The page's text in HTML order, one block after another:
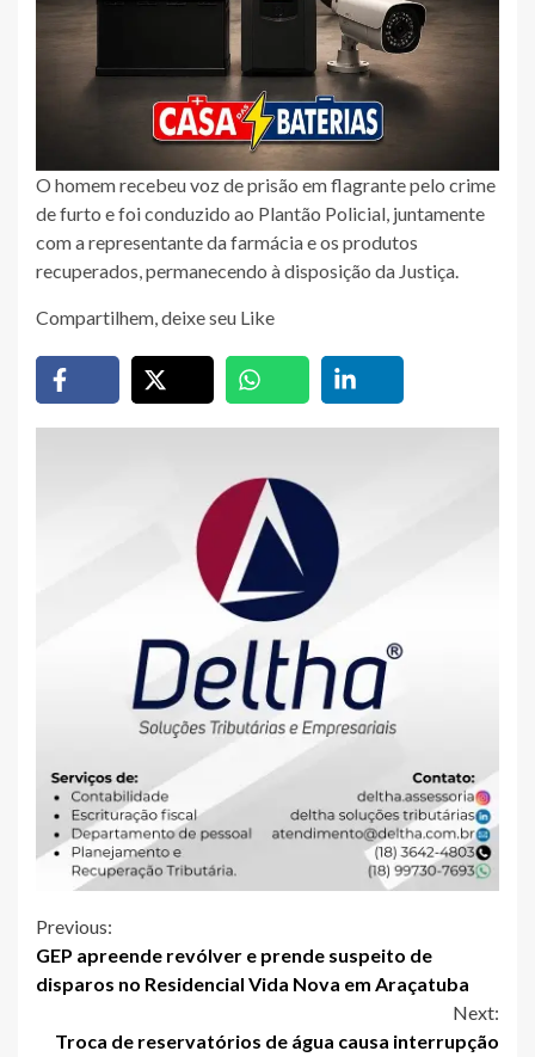
O homem recebeu voz de prisão em flagrante pelo crime
de furto e foi conduzido ao Plantão Policial, juntamente
com a representante da farmácia e os produtos
recuperados, permanecendo à disposição da Justiça.
Compartilhem, deixe seu Like
Continue
Reading
Previous:
GEP apreende revólver e prende suspeito de
disparos no Residencial Vida Nova em Araçatuba
Next:
Troca de reservatórios de água causa interrupção